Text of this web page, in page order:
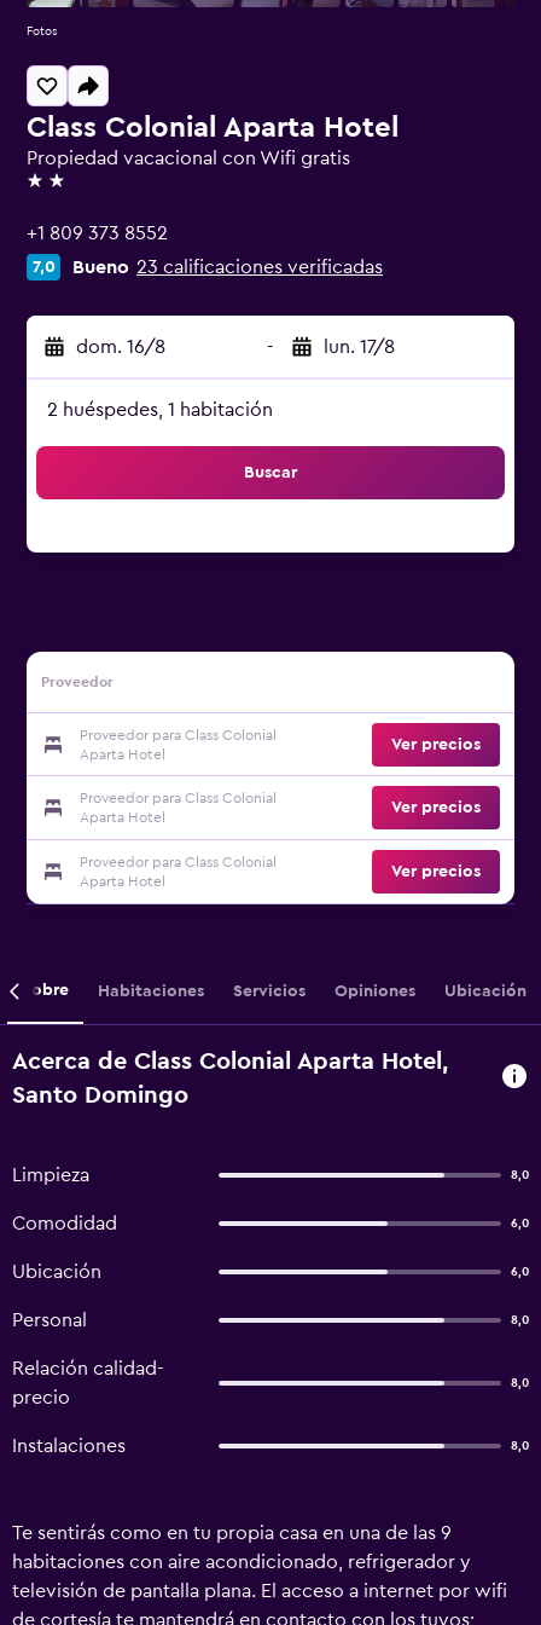
Class Colonial Aparta Hotel
Propiedad vacacional con Wifi gratis
2 estrellas
+1 809 373 8552
7,0 Bueno 23 calificaciones verificadas
dom. 16/8 - lun. 17/8
2 huéspedes, 1 habitación
Buscar
Proveedor
Proveedor para Class Colonial
Aparta Hotel
Ver precios
Proveedor para Class Colonial
Aparta Hotel
Ver precios
Proveedor para Class Colonial
Aparta Hotel
Ver precios
Fotos
Sobre Habitaciones Servicios Opiniones Ubicación
Acerca de Class Colonial Aparta Hotel,
Santo Domingo
Limpieza 8,0
Comodidad 6,0
Ubicación 6,0
Personal 8,0
Relación calidad-
precio
8,0
Instalaciones 8,0
Te sentirás como en tu propia casa en una de las 9
habitaciones con aire acondicionado, refrigerador y
televisión de pantalla plana. El acceso a internet por wifi
de cortesía te mantendrá en contacto con los tuyos;